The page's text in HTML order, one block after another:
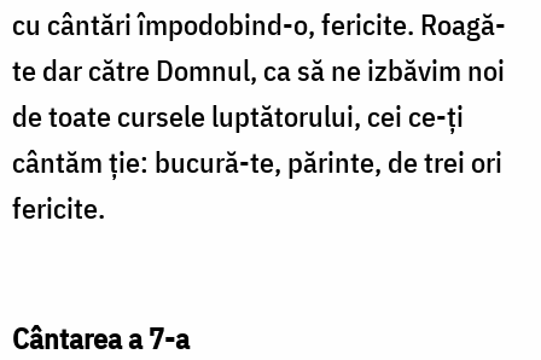
cu cântări împodobind-o, fericite. Roagă-
te dar către Domnul, ca să ne izbăvim noi
de toate cursele luptătorului, cei ce-ţi
cântăm ţie: bucură-te, părinte, de trei ori
fericite.
Cântarea a 7-a